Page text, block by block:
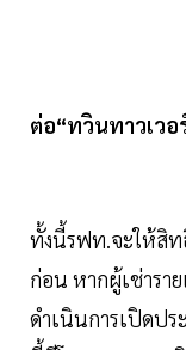
ต่อ“ทวินทาวเวอ
ทั้งนี้รฟท.จะให้สิท
ก่อน หากผู้เช่ารา
ดำเนินการเปิดป